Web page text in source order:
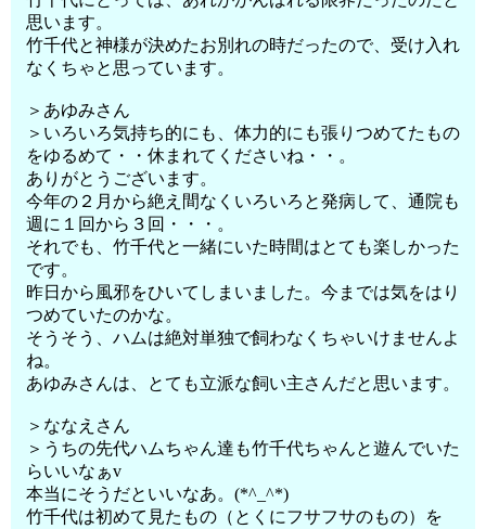
思います。
竹千代と神様が決めたお別れの時だったので、受け入れ
なくちゃと思っています。
＞あゆみさん
＞いろいろ気持ち的にも、体力的にも張りつめてたもの
をゆるめて・・休まれてくださいね・・。
ありがとうございます。
今年の２月から絶え間なくいろいろと発病して、通院も
週に１回から３回・・・。
それでも、竹千代と一緒にいた時間はとても楽しかった
です。
昨日から風邪をひいてしまいました。今までは気をはり
つめていたのかな。
そうそう、ハムは絶対単独で飼わなくちゃいけませんよ
ね。
あゆみさんは、とても立派な飼い主さんだと思います。
＞ななえさん
＞うちの先代ハムちゃん達も竹千代ちゃんと遊んでいた
らいいなぁv
本当にそうだといいなあ。(*^_^*)
竹千代は初めて見たもの（とくにフサフサのもの）を